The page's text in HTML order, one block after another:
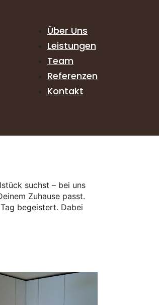
Über Uns
Leistungen
Team
Referenzen
Kontakt
suchst – bei uns
Zuhause passt.
begeistert. Dabei